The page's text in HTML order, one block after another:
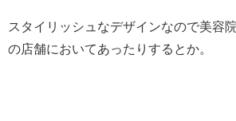
スタイリッシュなデザインなので美容
の店舗においてあったりするとか。